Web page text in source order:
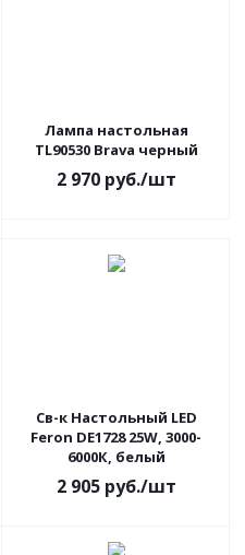
Лампа настольная
TL90530 Brava черный
2 970руб./шт
Св-к Настольный LED
Feron DE1728 25W, 3000-
6000К, белый
2 905руб./шт